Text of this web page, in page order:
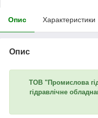
Опис Характеристики
Опис
ТОВ "Промислова
гідравлічне